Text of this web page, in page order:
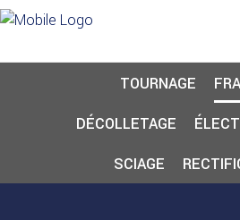
TOURNAGE
DÉCOLLETAGE
SCIAGE